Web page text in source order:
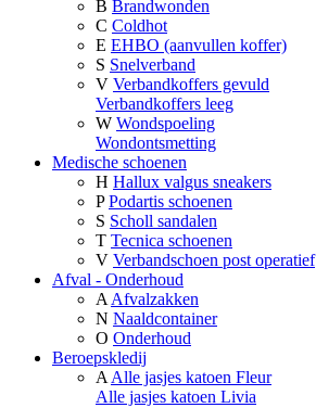
B Brandwonden
C Coldhot
E EHBO (aanvullen koffer)
S Snelverband
V Verbandkoffers gevuld
Verbandkoffers leeg
W Wondspoeling
Wondontsmetting
Medische schoenen
H Hallux valgus sneakers
P Podartis schoenen
S Scholl sandalen
T Tecnica schoenen
V Verbandschoen post operatief
Afval - Onderhoud
A Afvalzakken
N Naaldcontainer
O Onderhoud
Beroepskledij
A Alle jasjes katoen Fleur
Alle jasjes katoen Livia